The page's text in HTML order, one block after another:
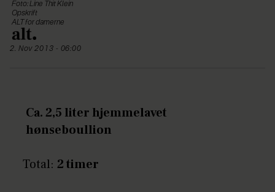
Foto: Line Thit Klein
Opskrift
ALT for damerne
2. Nov 2013 - 06:00
Ca. 2,5 liter hjemmelavet
hønseboullion
Total: 2 timer